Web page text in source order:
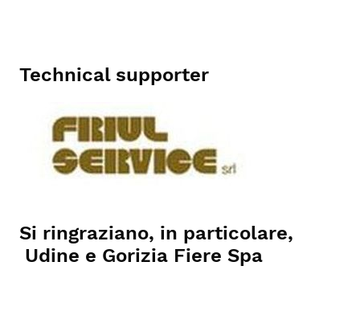
Technical supporter
Si ringraziano, in particolare,
Udine e Gorizia Fiere Spa